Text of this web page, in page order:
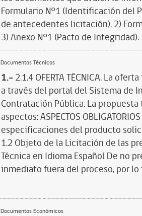
Formulario N°1 (Identificación del
de antecedentes licitación). 2)
3) Anexo N°1 (Pacto de Integridad).
Documentos Técnicos
1.- 2.1.4 OFERTA TÉCNICA. La
a través del portal del Sistema de
Contratación Pública. La
aspectos: ASPECTOS
especificaciones del producto
1.2 Objeto de la Licitación de las
Técnica en Idioma Español De no
inmediato fuera del proceso, por
Documentos Económicos